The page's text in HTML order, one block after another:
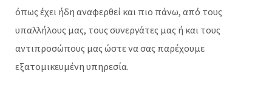
όπως έχει ήδη αναφερθεί και πιο πάνω, από τους
υπαλλήλους μας, τους συνεργάτες μας ή και τους
αντιπροσώπους μας ώστε να σας παρέχουμε
εξατομικευμένη υπηρεσία.